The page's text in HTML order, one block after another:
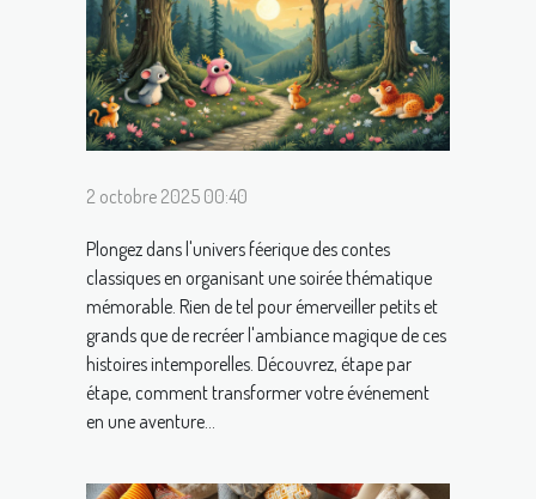
2 octobre 2025 00:40
Plongez dans l'univers féerique des contes
classiques en organisant une soirée thématique
mémorable. Rien de tel pour émerveiller petits et
grands que de recréer l'ambiance magique de ces
histoires intemporelles. Découvrez, étape par
étape, comment transformer votre événement
en une aventure...